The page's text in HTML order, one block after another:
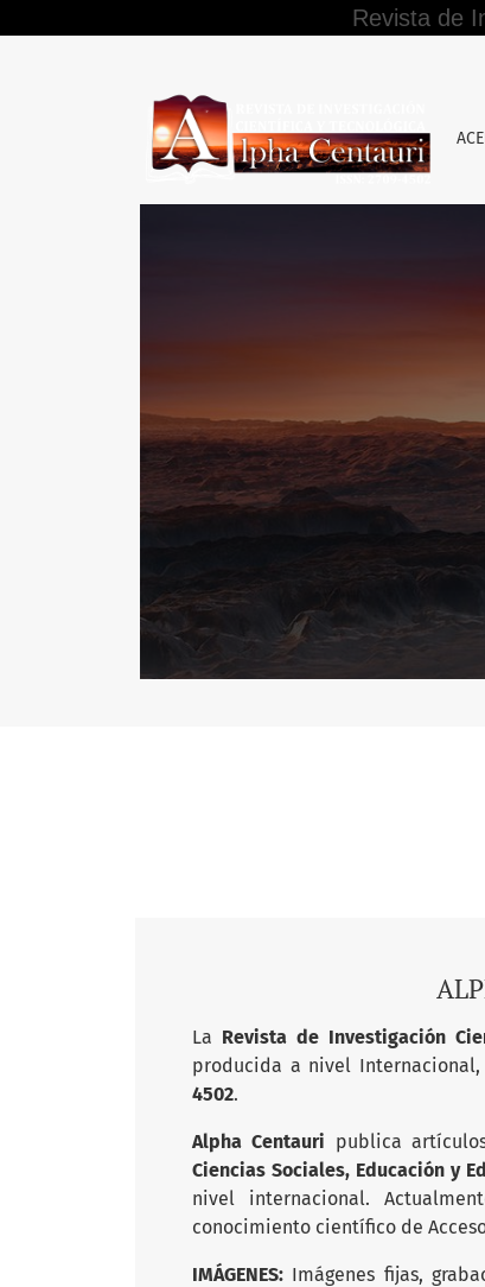
Revista de
La Revista de Investigación
producida a nivel
4502.
Alpha Centauri publica
Ciencias Sociales, Educación y
nivel internacional.
conocimiento científico de
IMÁGENES: Imágenes fijas,